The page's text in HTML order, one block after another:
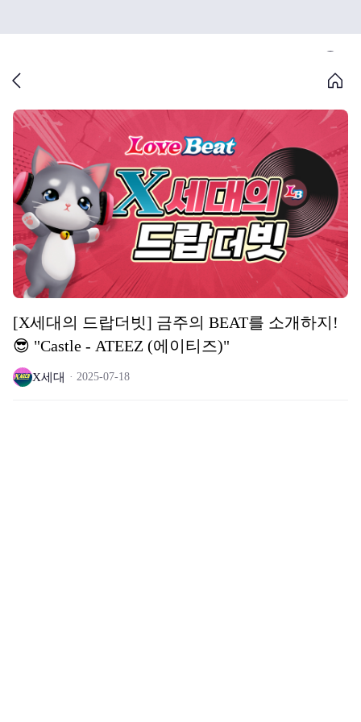
[X세대의 드랍더빗] 금주의 BEAT를 소개하지!
😎 "Castle - ATEEZ (에이티즈)"
X세대 2025-07-18